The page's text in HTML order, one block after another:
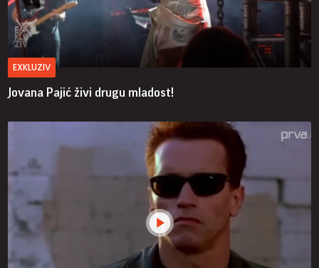
EXKLUZIV
Jovana Pajić živi drugu mladost!